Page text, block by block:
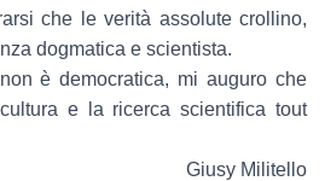
che le verità assolute crollino,
dogmatica e scientista.
è democratica, mi auguro che
e la ricerca scientifica tout
Giusy Militello